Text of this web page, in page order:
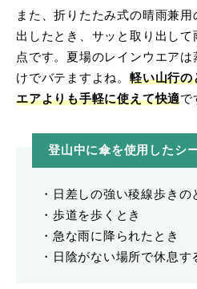
また、折りたたみ式の晴雨兼
出したとき、サッと取り出して
点です。夏場のレインウエア
けでバテますよね。軽い山行の
エアよりも手軽に使えて快適で
登山中に傘を使用したシ
・日差しの強い稜線歩きの
・歩道を歩くとき
・急な雨に降られたとき
・日陰がない場所で休息す